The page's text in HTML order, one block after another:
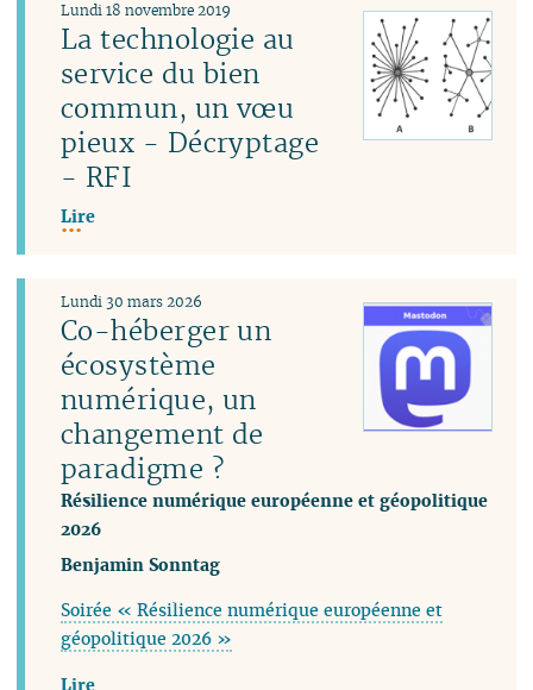
La technologie au
service du bien
commun, un vœu
pieux - Décryptage
- RFI
Lundi 18 novembre 2019
Lire
Co-héberger un
écosystème
numérique, un
changement de
paradigme ?
Résilience numérique européenne et géopolitique
2026
Lundi 30 mars 2026
Benjamin Sonntag
Soirée « Résilience numérique européenne et
géopolitique 2026 »
Lire